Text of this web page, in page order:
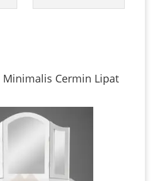
Minimalis Cermin Lipat